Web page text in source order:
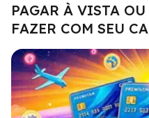
PAGAR À VISTA
FAZER COM SEU